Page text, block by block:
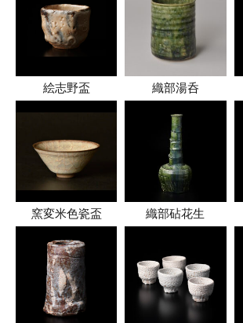
絵志野盃 織部湯呑
窯変米色瓷盃 織部砧花生